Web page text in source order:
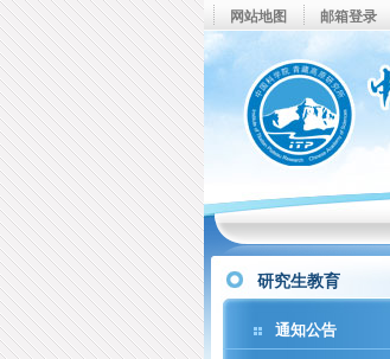
网站地图 邮箱登录
研究生教育
通知公告